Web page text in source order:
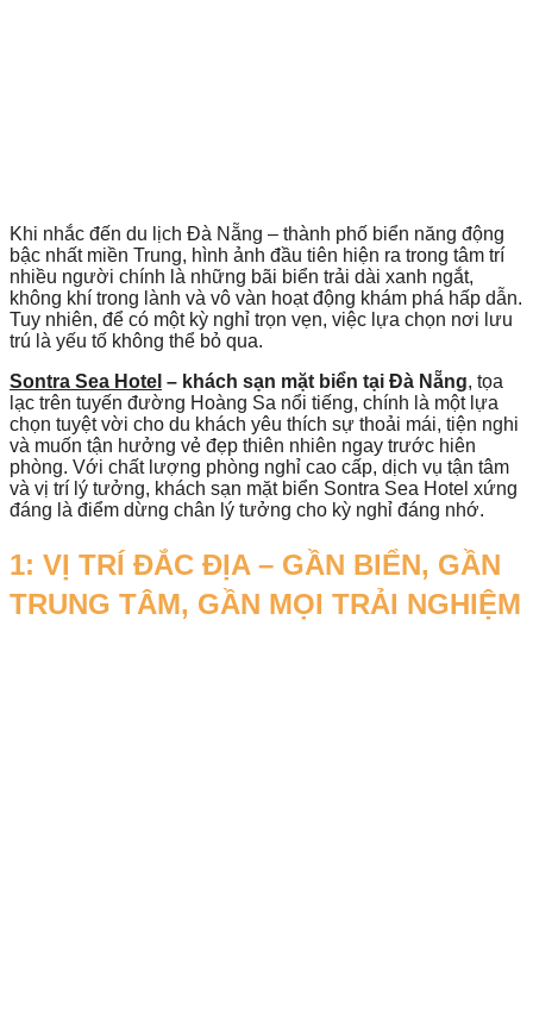
Khi nhắc đến du lịch Đà Nẵng – thành phố biển năng động
bậc nhất miền Trung, hình ảnh đầu tiên hiện ra trong tâm trí
nhiều người chính là những bãi biển trải dài xanh ngắt,
không khí trong lành và vô vàn hoạt động khám phá hấp dẫn.
Tuy nhiên, để có một kỳ nghỉ trọn vẹn, việc lựa chọn nơi lưu
trú là yếu tố không thể bỏ qua.
Sontra Sea Hotel – khách sạn mặt biển tại Đà Nẵng, tọa
lạc trên tuyến đường Hoàng Sa nổi tiếng, chính là một lựa
chọn tuyệt vời cho du khách yêu thích sự thoải mái, tiện nghi
và muốn tận hưởng vẻ đẹp thiên nhiên ngay trước hiên
phòng. Với chất lượng phòng nghỉ cao cấp, dịch vụ tận tâm
và vị trí lý tưởng, khách sạn mặt biển Sontra Sea Hotel xứng
đáng là điểm dừng chân lý tưởng cho kỳ nghỉ đáng nhớ.
1: VỊ TRÍ ĐẮC ĐỊA – GẦN BIỂN, GẦN
TRUNG TÂM, GẦN MỌI TRẢI NGHIỆM